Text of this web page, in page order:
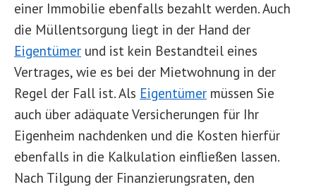
einer Immobilie ebenfalls bezahlt werden. Auch
die Müllentsorgung liegt in der Hand der
Eigentümer und ist kein Bestandteil eines
Vertrages, wie es bei der Mietwohnung in der
Regel der Fall ist. Als Eigentümer müssen Sie
auch über adäquate Versicherungen für Ihr
Eigenheim nachdenken und die Kosten hierfür
ebenfalls in die Kalkulation einfließen lassen.
Nach Tilgung der Finanzierungsraten, den